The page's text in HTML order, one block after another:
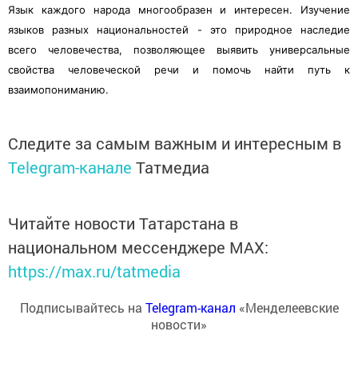
Язык каждого народа многообразен и интересен. Изучение
языков разных национальностей - это природное наследие
всего человечества, позволяющее выявить универсальные
свойства человеческой речи и помочь найти путь к
взаимопониманию.
Следите за самым важным и интересным в
Telegram-канале Татмедиа
Читайте новости Татарстана в
национальном мессенджере MАХ:
https://max.ru/tatmedia
Подписывайтесь на Telegram-канал «Менделеевские
новости»